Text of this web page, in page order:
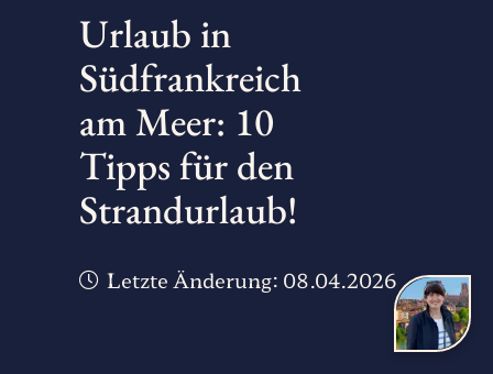
Urlaub in
Südfrankreich
am Meer: 10
Tipps für den
Strandurlaub!
Letzte Änderung: 08.04.2026